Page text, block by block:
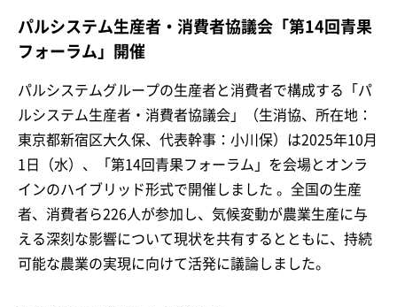
パルシステム生産者・消費者協議会「第14回青果
フォーラム」開催
パルシステムグループの生産者と消費者で構成する「パ
ルシステム生産者・消費者協議会」（生消協、所在地：
東京都新宿区大久保、代表幹事：小川保）は2025年10月
1日（水）、「第14回青果フォーラム」を会場とオンラ
インのハイブリッド形式で開催しました 。全国の生産
者、消費者ら226人が参加し、気候変動が農業生産に与
える深刻な影響について現状を共有するとともに、持続
可能な農業の実現に向けて活発に議論しました。